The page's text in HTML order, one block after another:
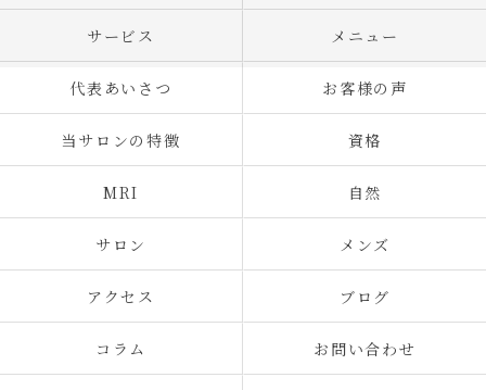
サービス メニュー
代表あいさつ お客様の声
当サロンの特徴 資格
MRI 自然
サロン メンズ
アクセス ブログ
コラム お問い合わせ